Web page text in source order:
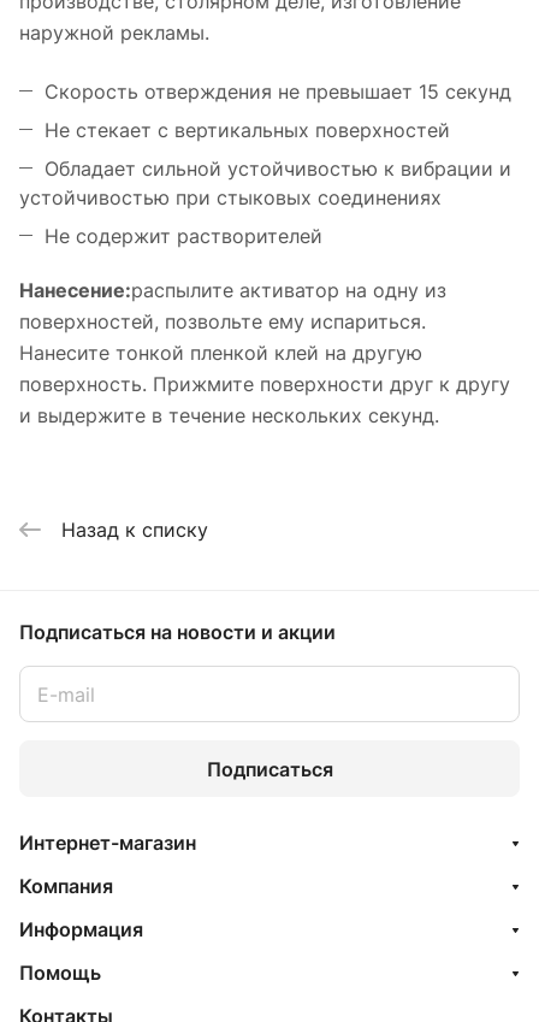
наружной рекламы.
Скорость отверждения не превышает 15 секунд
Не стекает с вертикальных поверхностей
Обладает сильной устойчивостью к вибрации и
устойчивостью при стыковых соединениях
Не содержит растворителей
Нанесение:распылите активатор на одну из
поверхностей, позвольте ему испариться.
Нанесите тонкой пленкой клей на другую
поверхность. Прижмите поверхности друг к другу
и выдержите в течение нескольких секунд.
Назад к списку
Подписаться на новости и акции
Подписаться
Интернет-магазин
Компания
Информация
Помощь
Контакты